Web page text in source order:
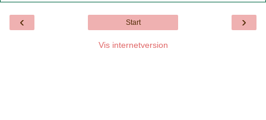
‹ ›
Start
Vis internetversion